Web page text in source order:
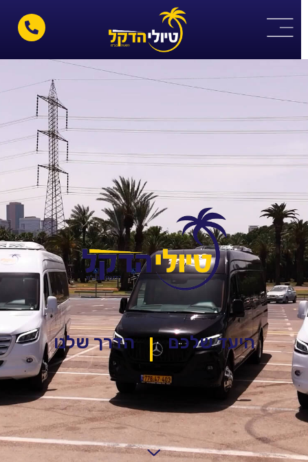
היעד שלכם | הדרך שלנו